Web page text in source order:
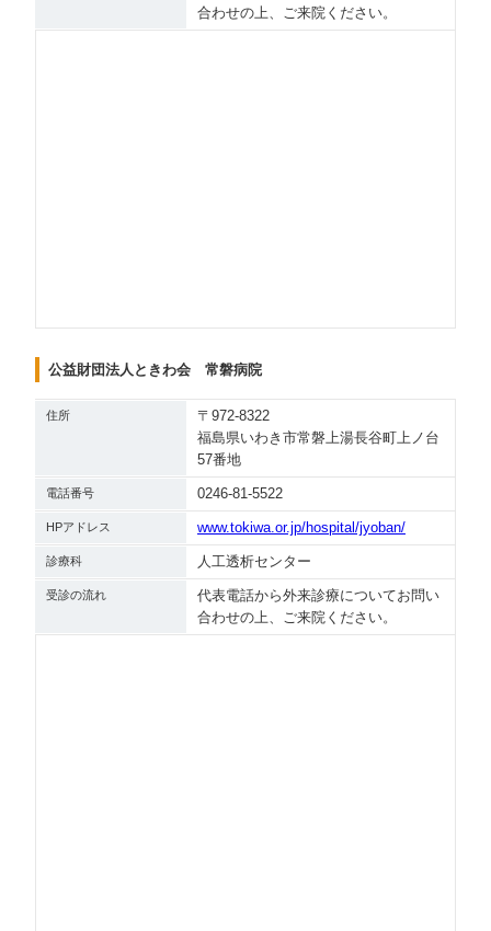
合わせの上、ご来院ください。
公益財団法人ときわ会 常磐病院
住所
〒972-8322
福島県いわき市常磐上湯長谷町上ノ台
57番地
電話番号 0246-81-5522
HPアドレス www.tokiwa.or.jp/hospital/jyoban/
診療科 人工透析センター
受診の流れ
代表電話から外来診療についてお問い
合わせの上、ご来院ください。